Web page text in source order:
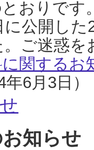
おりです
に公開し
。ご迷惑
関するお
6月3日）
知らせ